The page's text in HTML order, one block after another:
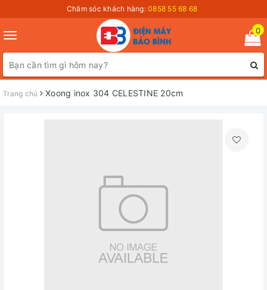
Chăm sóc khách hàng: 0858 55 68 68
Toggle
navigation
0
Trang chủ Xoong inox 304 CELESTINE 20cm